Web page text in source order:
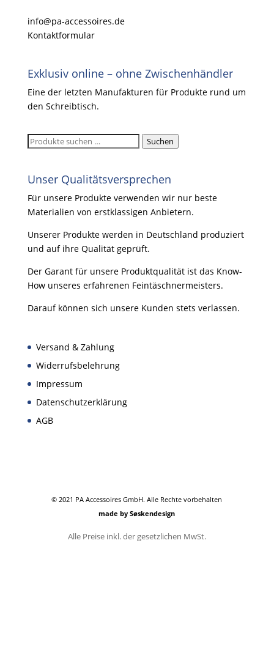
info@pa-accessoires.de
Kontaktformular
Exklusiv online – ohne Zwischenhändler
Eine der letzten Manufakturen für Produkte rund um
den Schreibtisch.
Suchen
Suchen
Unser Qualitätsversprechen
Für unsere Produkte verwenden wir nur beste
Materialien von erstklassigen Anbietern.
Unserer Produkte werden in Deutschland produziert
und auf ihre Qualität geprüft.
Der Garant für unsere Produktqualität ist das Know-
How unseres erfahrenen Feintäschnermeisters.
Darauf können sich unsere Kunden stets verlassen.
Versand & Zahlung
Widerrufsbelehrung
Impressum
Datenschutzerklärung
AGB
© 2021 PA Accessoires GmbH. Alle Rechte vorbehalten
made by Søskendesign
Alle Preise inkl. der gesetzlichen MwSt.